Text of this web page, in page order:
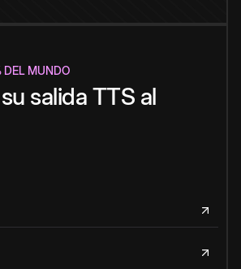
DEL MUNDO
salida TTS al